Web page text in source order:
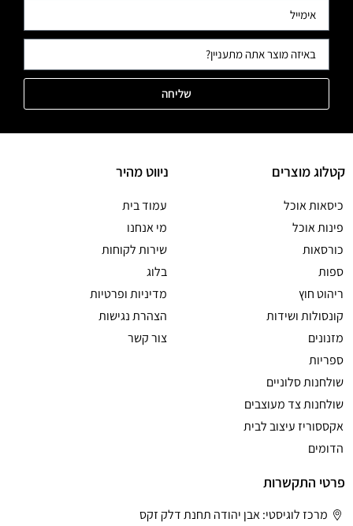
שליחה
קטלוג מוצרים
כיסאות אוכל
פינות אוכל
כורסאות
ספות
ריהוט חוץ
קונסולות ושידות
מזנונים
ספריות
שולחנות סלוניים
שולחנות צד מעוצבים
אקססוריז עיצוב לבית
הדומים
ניווט מהיר
עמוד בית
מי אנחנו
שירות לקוחות
בלוג
מדיניות ופרטיות
הצהרת נגישות
צור קשר
פרטי התקשרות
מרכז לוגיסטי: אבן יהודה תחנת דלק זקס